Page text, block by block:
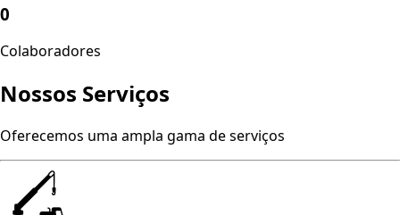
0
Colaboradores
Nossos Serviços
Oferecemos uma ampla gama de serviços